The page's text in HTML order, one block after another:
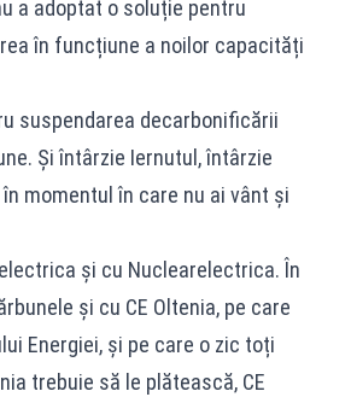
a adoptat o soluție pentru
în funcțiune a noilor capacități
suspendarea decarbonificării
Și întârzie Iernutul, întârzie
momentul în care nu ai vânt și
și cu Nuclearelectrica. În
și cu CE Oltenia, pe care
Energiei, și pe care o zic toți
trebuie să le plătească, CE